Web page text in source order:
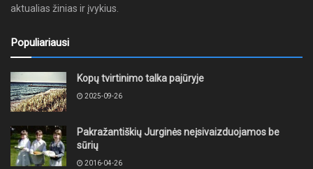
aktualias žinias ir įvykius.
Populiariausi
Kopų tvirtinimo talka pajūryje
2025-09-26
Pakražantiškių Jurginės neįsivaizduojamos be
sūrių
2016-04-26